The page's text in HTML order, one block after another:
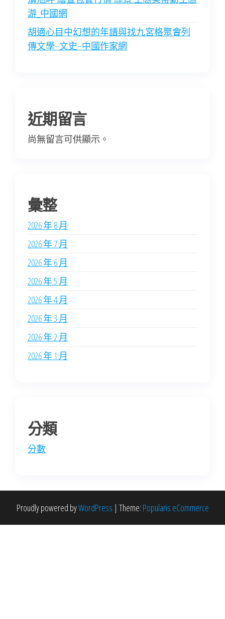
游_中國網
胡適心目中幻想的年譜與找九宮格聚會列
傳文學–文史–中國作家網
近期留言
尚無留言可供顯示。
彙整
2026 年 8 月
2026 年 7 月
2026 年 6 月
2026 年 5 月
2026 年 4 月
2026 年 3 月
2026 年 2 月
2026 年 1 月
分類
分數
Proudly powered byWordPress | Theme: Popularis eCommerce